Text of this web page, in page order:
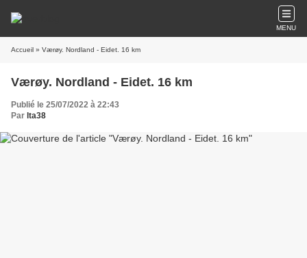
MENU
Accueil » Værøy. Nordland - Eidet. 16 km
Værøy. Nordland - Eidet. 16 km
Publié le 25/07/2022 à 22:43
Par lta38